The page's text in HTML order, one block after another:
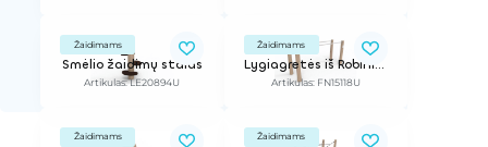
Žaidimams
Smėlio žaidimų stalas
Artikulas: LE20894U
Žaidimams
Lygiagretės iš Robinia medienos ir metalo
Artikulas: FN15118U
Žaidimams Žaidimams